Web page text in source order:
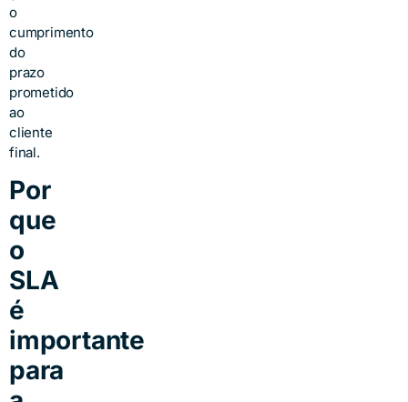
o
cumprimento
do
prazo
prometido
ao
cliente
final.
Por
que
o
SLA
é
importante
para